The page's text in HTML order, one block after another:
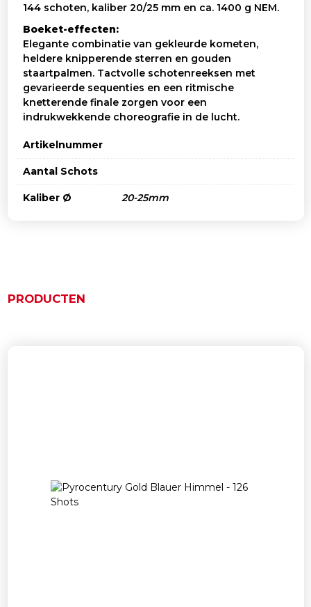
144 schoten, kaliber 20/25 mm en ca. 1400 g NEM.
Boeket-effecten:
Elegante combinatie van gekleurde kometen,
heldere knipperende sterren en gouden
staartpalmen. Tactvolle schotenreeksen met
gevarieerde sequenties en een ritmische
knetterende finale zorgen voor een
indrukwekkende choreografie in de lucht.
Artikelnummer
Aantal Schots
Kaliber Ø 20-25mm
PRODUCTEN